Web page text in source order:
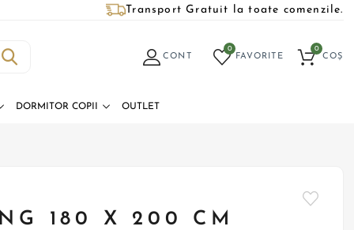
Transport Gratuit la toate comenzile.
CONT FAVORITE
0
COȘ
0
DORMITOR COPII OUTLET
180 X 200 CM